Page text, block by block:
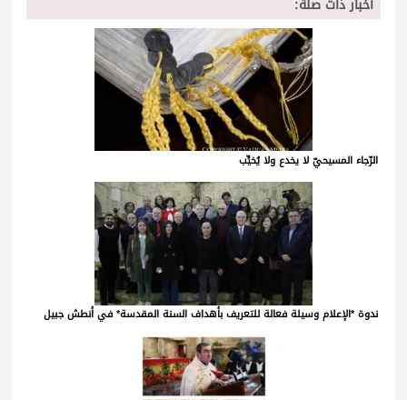
أخبار ذات صلة:
الرّجاء المسيحيّ لا يخدع ولا يُخيِّب
ندوة *الإعلام وسيلة فعالة للتعريف بأهداف السنة المقدسة* في أنطش جبيل